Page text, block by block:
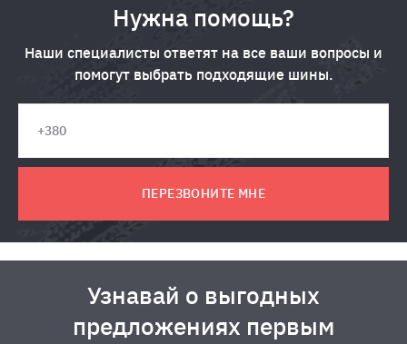
Нужна помощь?
Наши специалисты ответят на все ваши вопросы и
помогут выбрать подходящие шины.
ПЕРЕЗВОНИТЕ МНЕ
Узнавай о выгодных
предложениях первым